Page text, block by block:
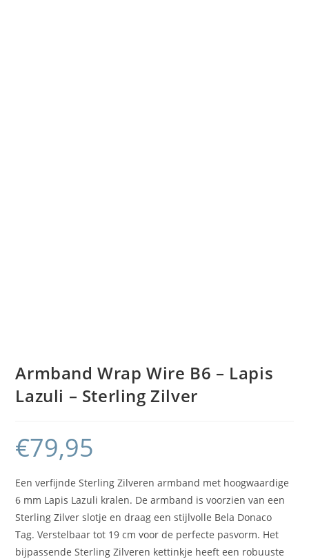
Armband Wrap Wire B6 – Lapis
Lazuli – Sterling Zilver
€79,95
Een verfijnde Sterling Zilveren armband met hoogwaardige
6 mm Lapis Lazuli kralen. De armband is voorzien van een
Sterling Zilver slotje en draag een stijlvolle Bela Donaco
Tag. Verstelbaar tot 19 cm voor de perfecte pasvorm. Het
bijpassende Sterling Zilveren kettinkje heeft een robuuste